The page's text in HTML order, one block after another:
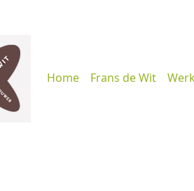
Home Frans de Wit